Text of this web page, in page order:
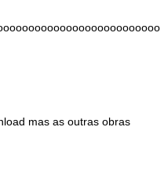
mas as outras obras